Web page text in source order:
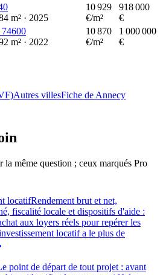
m² · 2025
10 929
€/m²
918 000
€
74600
m² · 2022
10 870
€/m²
1 000 000
€
Autres villesFiche de Annecy
même question ; ceux marqués Pro
locatifRendement brut et net,
fiscalité locale et dispositifs d'aide :
aux loyers réels pour repérer les
locatif a le plus de
point de départ de tout projet : avant